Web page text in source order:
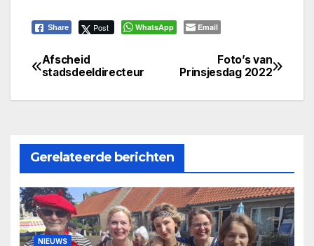
Share Post WhatsApp Email
Bericht
navigatie
Foto’s van
Prinsjesdag 2022
Afscheid
stadsdeeldirecteur
Gerelateerde berichten
NIEUWS